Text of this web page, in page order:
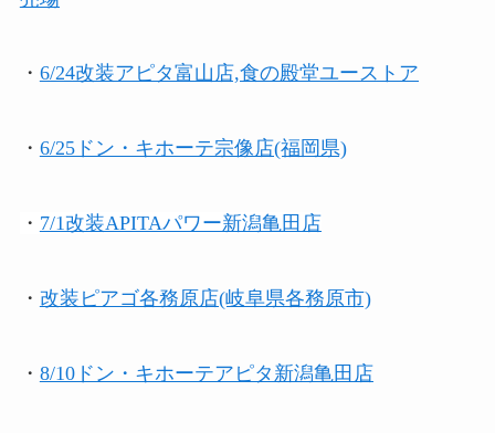
・ 6/24改装アピタ富山店,食の殿堂ユーストア
・ 6/25ドン・キホーテ宗像店(福岡県)
・ 7/1改装APITAパワー新潟亀田店
・ 改装ピアゴ各務原店(岐阜県各務原市)
・ 8/10ドン・キホーテアピタ新潟亀田店